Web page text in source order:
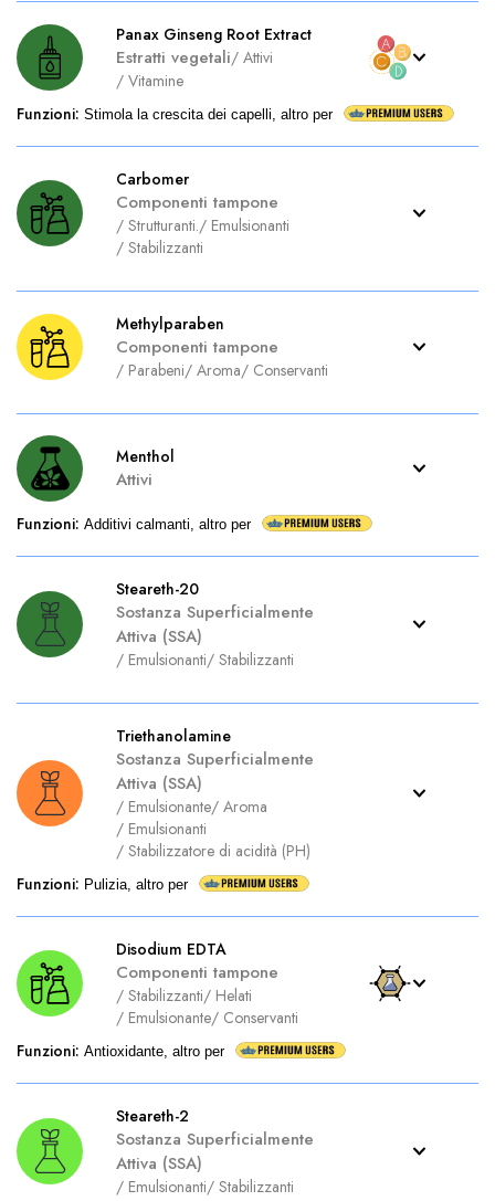
Panax Ginseng Root Extract
Estratti vegetali/ Attivi
/ Vitamine
Funzioni: Stimola la crescita dei capelli, altro per
Carbomer
Componenti tampone
/ Strutturanti./ Emulsionanti
/ Stabilizzanti
Methylparaben
Componenti tampone
/ Parabeni/ Aroma/ Conservanti
Menthol
Attivi
Funzioni: Additivi calmanti, altro per
Steareth-20
Sostanza Superficialmente
Attiva (SSA)
/ Emulsionanti/ Stabilizzanti
Triethanolamine
Sostanza Superficialmente
Attiva (SSA)
/ Emulsionante/ Aroma
/ Emulsionanti
/ Stabilizzatore di acidità (PH)
Funzioni: Pulizia, altro per
Disodium EDTA
Componenti tampone
/ Stabilizzanti/ Helati
/ Emulsionante/ Conservanti
Funzioni: Antioxidante, altro per
Steareth-2
Sostanza Superficialmente
Attiva (SSA)
/ Emulsionanti/ Stabilizzanti